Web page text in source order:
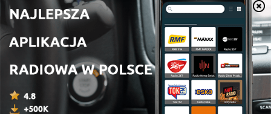
11 Александр Филиппенко читает эссе Петра Вайля
24 lis 2024
10 - Александр Филиппенко читает рассказ Сергея
Довлатова "Представление"
27 paź 2024
9 - Александр Филиппенко читает главу из книги
Владимира Буковского "И возвращается ветер"